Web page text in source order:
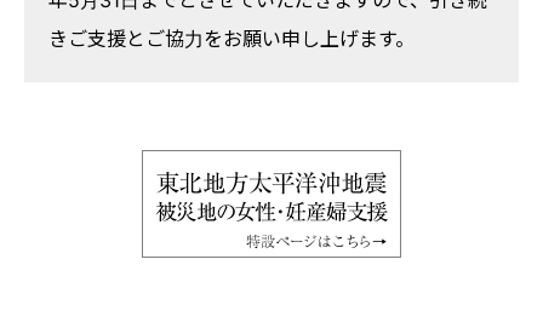
きご支援とご協力をお願い申し上げます。